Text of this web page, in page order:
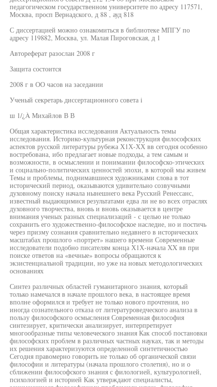
педагогическом государственном университете по адресу 117571,
Москва, просп Вернадского, д 88 , ауд 818
С диссертацией можно ознакомиться в библиотеке МПГУ по
адресу 119882, Москва, ул. Малая Пироговская, д 1
Автореферат разослан 2008 г
Защита состоится
2008 г в ОО часов на заседании
Ученый секретарь диссертационного совета i
ш 1/¿À Михайлов В В
Общая характеристика исследования Актуальность темы
исследования. Историко-культурная реконструкция философских
аспектов русской литературы рубежа Х1Х-ХХ вв сегодня особенно
востребована, ибо предлагает новые подходы, а тем самым и
возможности, в осмыслении и понимании философско-этических
и социально-политических ценностей эпохи, в которой мы живем
Темы и проблемы, поднимавшиеся художниками слова в тот
исторический период, оказываются удивительно созвучными
духовному поиску начала нынешнего века Русский Ренессанс,
известный выдающимися результатами едва ли не во всех отраслях
духовного творчества, вновь и вновь оказывается в центре
внимания ученых разных специализаций - с целью не только
сохранить его художественно-философское наследие, но и постичь
через призму сознания сравнительно недавнего в исторических
масштабах прошлого «портрет» нашего времени Современные
исследователи подобно писателям конца Х1Х-начала XX вв при
поиске ответов на «вечные» вопросы обращаются к
экзистенциальной традиции, но уже на новых методологических
основаниях
Синтез различных областей гуманитарного знания, который
только намечался в начале прошлого века, в настоящее время
вполне оформился и требует не только нового прочтения, но
иногда сознательного отказа от литературоведческого анализа в
пользу философского осмысления Современная философия
синтезирует, критически анализирует, интерпретирует
многообразные типы человеческого знания Как способ постановки
философских проблем в различных частных науках, так и методы
их решения характеризуются определенной синтетичностью
Сегодня правомерно говорить не только об органической связи
философии и литературы (начала прошлого столетия), но и о
сближении философского знания с филологией, культурологией,
психологией и историей Как утверждают специалисты,